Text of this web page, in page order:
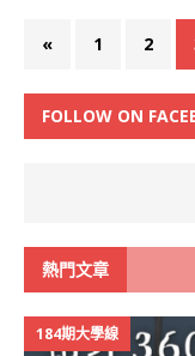
« 1 2
FOLLOW ON
熱門文章
184期大學線